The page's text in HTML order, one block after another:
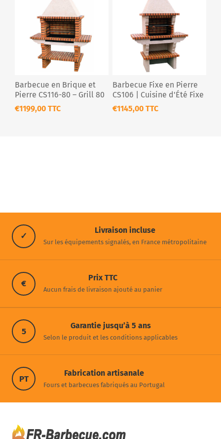
Barbecue en Brique et
Pierre CS116-80 – Grill 80
cm avec Cheminée
€1199,00 TTC
Barbecue Fixe en Pierre
CS106 | Cuisine d'Été Fixe
| Livraison France
€1145,00 TTC
✓
Livraison incluse
Sur les équipements signalés, en France métropolitaine
€
Prix TTC
Aucun frais de livraison ajouté au panier
5
Garantie jusqu’à 5 ans
Selon le produit et les conditions applicables
PT
Fabrication artisanale
Fours et barbecues fabriqués au Portugal